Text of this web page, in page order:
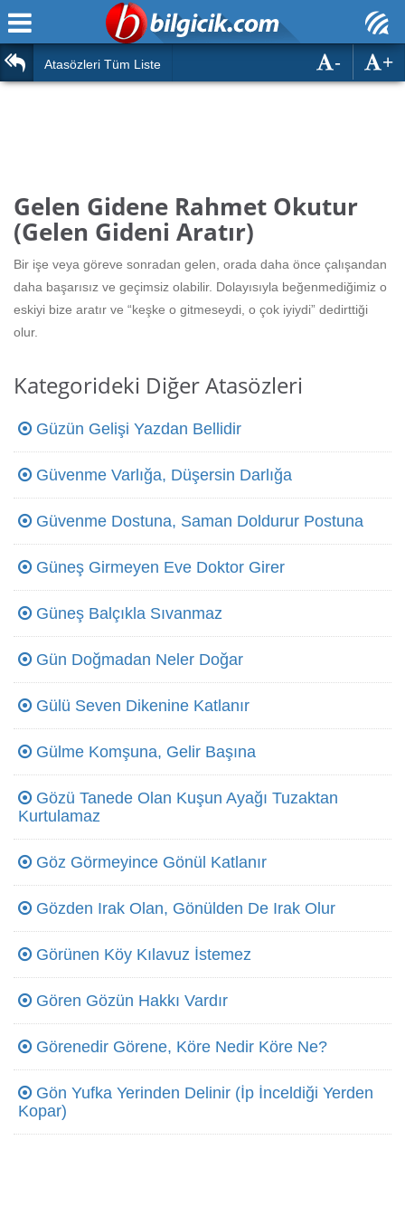
Ana Sayfa
Türk Tarihi & Kültürü
Eğitim
Diğer
Duvar Yazıları
Hızlı Okuma Testi
Hesaplamalar
Atasözleri Tüm Liste +
-
Gelen Gidene Rahmet Okutur
(Gelen Gideni Aratır)
Bir işe veya göreve sonradan gelen, orada daha önce çalışandan
daha başarısız ve geçimsiz olabilir. Dolayısıyla beğenmediğimiz o
eskiyi bize aratır ve “keşke o gitmeseydi, o çok iyiydi” dedirttiği
olur.
Kategorideki Diğer Atasözleri
Güzün Gelişi Yazdan Bellidir
Güvenme Varlığa, Düşersin Darlığa
Güvenme Dostuna, Saman Doldurur Postuna
Güneş Girmeyen Eve Doktor Girer
Güneş Balçıkla Sıvanmaz
Gün Doğmadan Neler Doğar
Gülü Seven Dikenine Katlanır
Gülme Komşuna, Gelir Başına
Gözü Tanede Olan Kuşun Ayağı Tuzaktan
Kurtulamaz
Göz Görmeyince Gönül Katlanır
Gözden Irak Olan, Gönülden De Irak Olur
Görünen Köy Kılavuz İstemez
Gören Gözün Hakkı Vardır
Görenedir Görene, Köre Nedir Köre Ne?
Gön Yufka Yerinden Delinir (İp İnceldiği Yerden
Kopar)